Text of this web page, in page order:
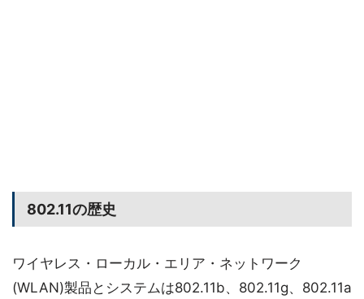
802.11の歴史
ワイヤレス・ローカル・エリア・ネットワーク
(WLAN)製品とシステムは802.11b、802.11g、802.11a